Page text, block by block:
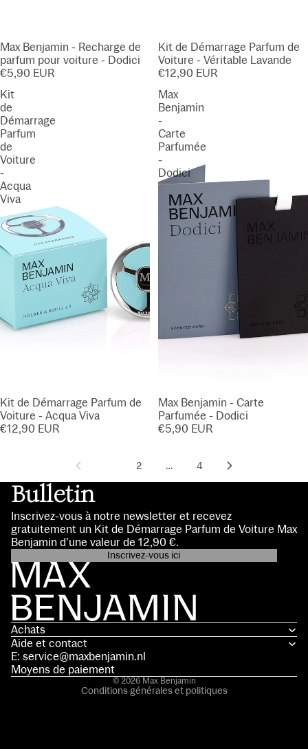
Max Benjamin - Recharge de
parfum pour voiture - Dodici
€5,90 EUR
Kit de Démarrage Parfum de
Voiture - Véritable Lavande
€12,90 EUR
Kit
de
Démarrage
Parfum
de
Voiture
-
Acqua
Viva
Kit de Démarrage Parfum de
Voiture - Acqua Viva
€12,90 EUR
Max
Benjamin
-
Carte
Parfumée
-
Dodici
Max Benjamin - Carte
Parfumée - Dodici
€5,90 EUR
2 … 4
Bulletin
Inscrivez-vous à notre newsletter et recevez
gratuitement un Kit de Démarrage Parfum de Voiture Max
Benjamin d’une valeur de 12,90 €.
Inscrivez-vous ici
Achats
Aide et contact
E: service@maxbenjamin.nl
Moyens de paiement
© 2026 Max Benjamin
Conditions générales et politiques
Politique de confidentialité
Coordonnées
Conditions d’utilisation
Politique d’expédition
Politique de remboursement
Mentions légales